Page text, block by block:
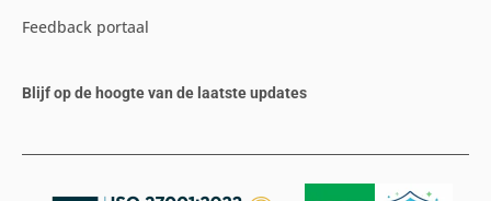
Feedback portaal
Blijf op de hoogte van de laatste updates